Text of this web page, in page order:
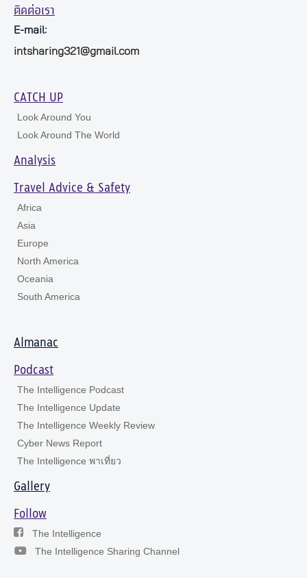
ติดต่อเรา
E-mail:
intsharing321@gmail.com
CATCH UP
Look Around You
Look Around The World
Analysis
Travel Advice & Safety
Africa
Asia
Europe
North America
Oceania
South America
Almanac
Podcast
The Intelligence Podcast
The Intelligence Update
The Intelligence Weekly Review
Cyber News Report
The Intelligence พาเที่ยว
Gallery
Follow
The Intelligence
The Intelligence Sharing Channel